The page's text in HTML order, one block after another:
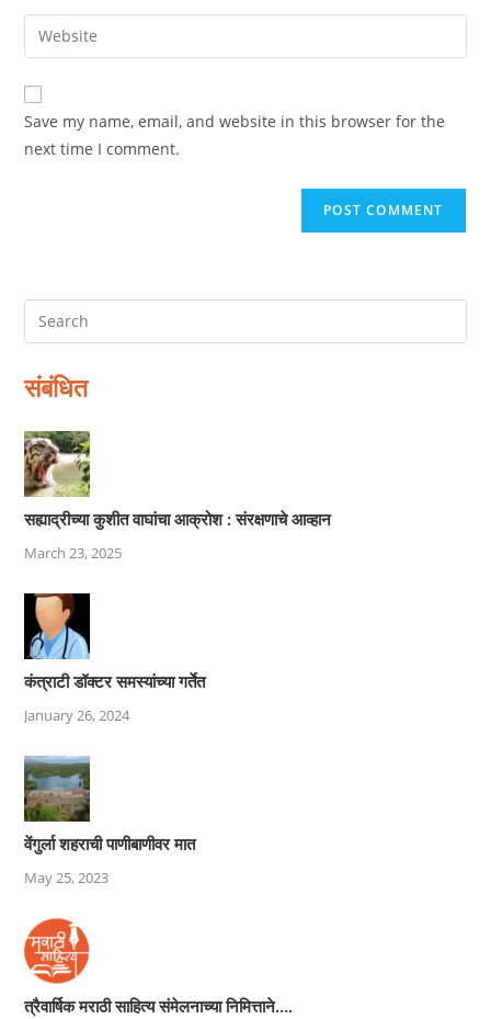
comment
email
address
comment
Enter
your
website
URL
(optional)
Save my name, email, and website in this browser for the
next time I comment.
संबंधित
सह्याद्रीच्या कुशीत वाघांचा आक्रोश : संरक्षणाचे आव्हान
March 23, 2025
कंत्राटी डॉक्टर समस्यांच्या गर्तेत
January 26, 2024
वेंगुर्ला शहराची पाणीबाणीवर मात
May 25, 2023
त्रैवार्षिक मराठी साहित्य संमेलनाच्या निमित्ताने….